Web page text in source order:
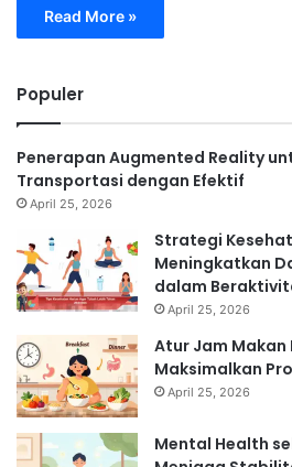
Read More »
Populer
Penerapan Augmented Reality
Transportasi dengan Efektif
April 25, 2026
Strategi
Meningkatkan
dalam
April 25, 2026
Atur Jam Makan
Maksimalkan
April 25, 2026
Mental Health